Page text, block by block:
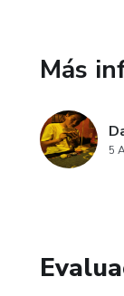
Más
5